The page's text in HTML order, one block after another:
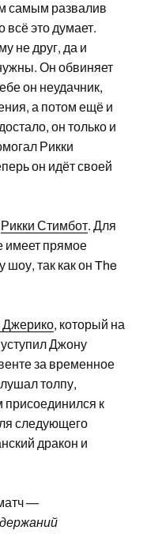
самым развалив
всё это думает.
не друг, да и
Он обвиняет
он неудачник,
а потом ещё и
он только и
Рикки
он идёт своей
Рикки Стимбот. Для
имеет прямое
так как он The
Джерико, который на
Джону
за временное
толпу,
к
следующего
дракон и
—